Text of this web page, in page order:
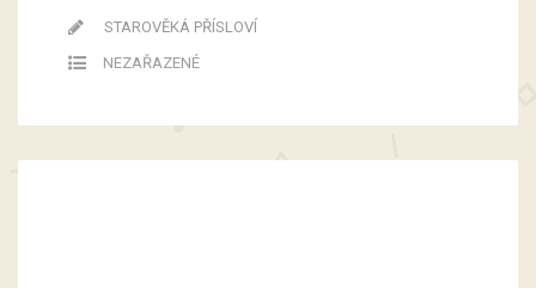
STAROVĚKÁ PŘÍSLOVÍ
NEZAŘAZENÉ